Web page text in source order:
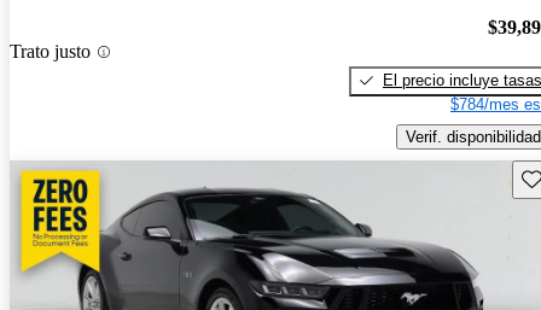
Trato justo
El precio incluye tasas
$784/mes
Verif. disponibilidad